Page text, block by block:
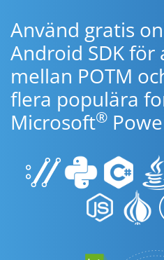
Använd gratis
Android SDK
mellan POTM
flera populära
Microsoft®